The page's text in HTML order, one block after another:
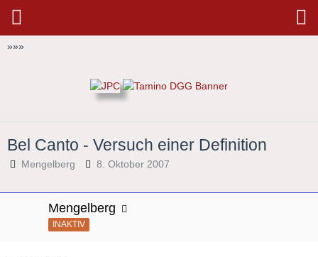
»»»
Bel Canto - Versuch einer Definition
Mengelberg 8. Oktober 2007
Mengelberg
INAKTIV